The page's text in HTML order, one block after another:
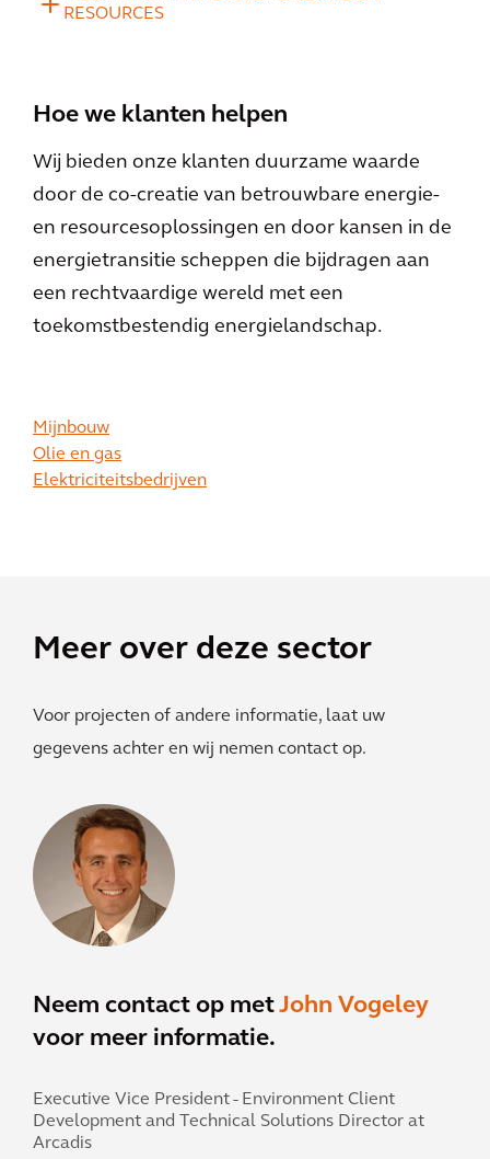
RESOURCES
Hoe we klanten helpen
Wij bieden onze klanten duurzame waarde
door de co-creatie van betrouwbare energie-
en resourcesoplossingen en door kansen in de
energietransitie scheppen die bijdragen aan
een rechtvaardige wereld met een
toekomstbestendig energielandschap.
Mijnbouw
Olie en gas
Elektriciteitsbedrijven
Meer over deze sector
Voor projecten of andere informatie, laat uw
gegevens achter en wij nemen contact op.
Neem contact op metJohn Vogeley
voor meer informatie.
Executive Vice President - Environment Client
Development and Technical Solutions Director at
Arcadis